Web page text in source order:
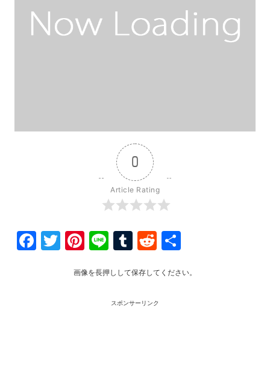
0
Article Rating
Facebook
Twitter
Pinterest
LineTumblr
Reddit
画像を長押しして保存してください。
スポンサーリンク